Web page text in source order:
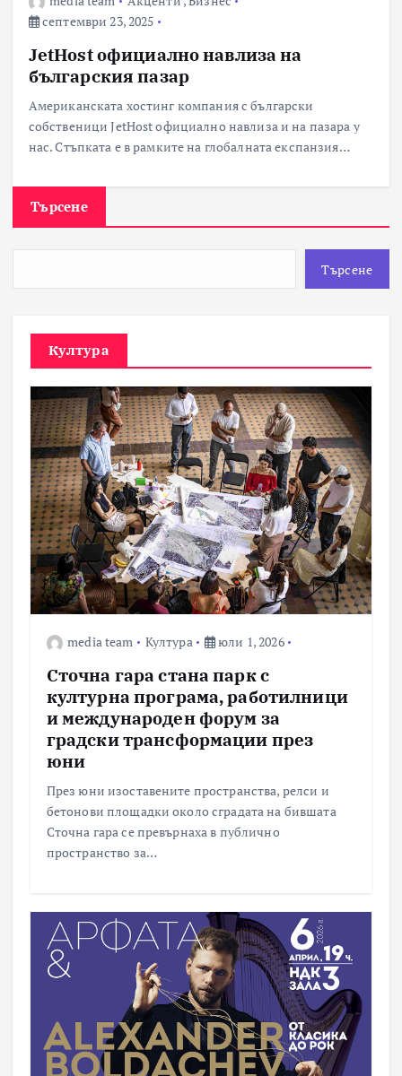
септември 23, 2025
JetHost официално навлиза на
българския пазар
Американската хостинг компания с български
собственици JetHost официално навлиза и на пазара у
нас. Стъпката е в рамките на глобалната експанзия…
Търсене
Търсене
Култура
media team Култура юли 1, 2026
Сточна гара стана парк с
културна програма, работилници
и международен форум за
градски трансформации през
юни
През юни изоставените пространства, релси и
бетонови площадки около сградата на бившата
Сточна гара се превърнаха в публично
пространство за…